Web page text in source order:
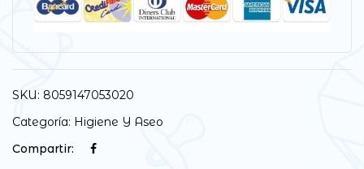
SKU: 8059147053020
Categoría: Higiene Y Aseo
Compartir: